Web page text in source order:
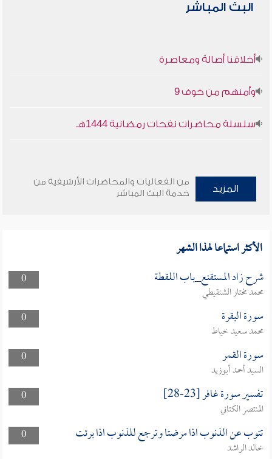
البث المباشر
أخلاقنا أصالة ومعاصرة
وأمنهم من خوف 9
سلسلة محاضرات نفحات رمضانية 1444هـ
المزيد
من الفعاليات والمحاضرات الأرشيفية من
خدمة البث المباشر
الأكثر استماعا لهذا الشهر
0 شرح زاد المستقنع_باب اللقطة
محمد مختار الشنقيطي
0
سورة البقرة
محمد سعيد خياط
0
سورة القمر
السيد أحمد أبوزيد
0
تفسير سورة غافر [23-28]
المنتصر الكتاني
0
تتوب عن الذنوب اذا مرضتا وترجع للذنوب اذا برئت
خالد الراشد